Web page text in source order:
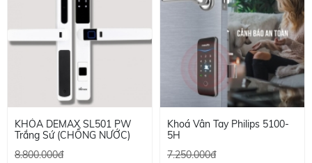
KHÓA DEMAX SL501 PW
Trắng Sứ (CHỐNG NƯỚC)
8.800.000đ
Khoá Vân Tay Philips 5100-
5H
7.250.000đ